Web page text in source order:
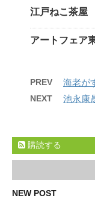
江戸ねこ茶屋
アートフェア
PREV 海老が
NEXT 池永康
購読する
NEW POST